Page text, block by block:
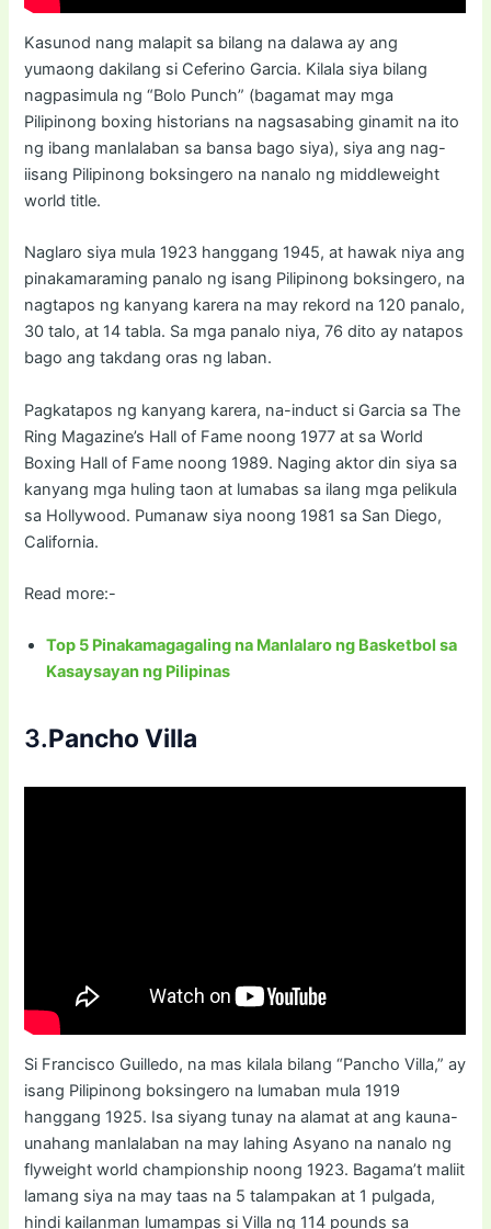
Kasunod nang malapit sa bilang na dalawa ay ang
yumaong dakilang si Ceferino Garcia. Kilala siya bilang
nagpasimula ng “Bolo Punch” (bagamat may mga
Pilipinong boxing historians na nagsasabing ginamit na ito
ng ibang manlalaban sa bansa bago siya), siya ang nag-
iisang Pilipinong boksingero na nanalo ng middleweight
world title.
Naglaro siya mula 1923 hanggang 1945, at hawak niya ang
pinakamaraming panalo ng isang Pilipinong boksingero, na
nagtapos ng kanyang karera na may rekord na 120 panalo,
30 talo, at 14 tabla. Sa mga panalo niya, 76 dito ay natapos
bago ang takdang oras ng laban.
Pagkatapos ng kanyang karera, na-induct si Garcia sa The
Ring Magazine’s Hall of Fame noong 1977 at sa World
Boxing Hall of Fame noong 1989. Naging aktor din siya sa
kanyang mga huling taon at lumabas sa ilang mga pelikula
sa Hollywood. Pumanaw siya noong 1981 sa San Diego,
California.
Read more:-
Top 5 Pinakamagagaling na Manlalaro ng Basketbol sa
Kasaysayan ng Pilipinas
3.Pancho Villa
Si Francisco Guilledo, na mas kilala bilang “Pancho Villa,” ay
isang Pilipinong boksingero na lumaban mula 1919
hanggang 1925. Isa siyang tunay na alamat at ang kauna-
unahang manlalaban na may lahing Asyano na nanalo ng
flyweight world championship noong 1923. Bagama’t maliit
lamang siya na may taas na 5 talampakan at 1 pulgada,
hindi kailanman lumampas si Villa ng 114 pounds sa